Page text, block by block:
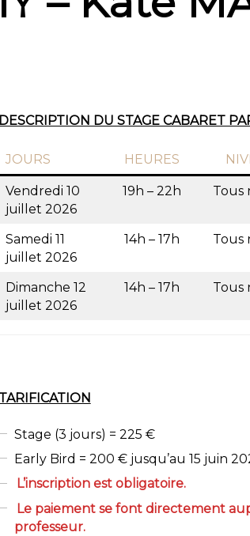
DESCRIPTION DU STAGE CABARET
JOURS HEURES
Vendredi 10
juillet 2026
19h – 22h Tous
Samedi 11
juillet 2026
14h – 17h Tous
Dimanche 12
juillet 2026
14h – 17h Tous
TARIFICATION
Stage (3 jours) = 225 €
Early Bird = 200 € jusqu’au 15 juin
L’inscription est obligatoire.
Le paiement se font directement
professeur.